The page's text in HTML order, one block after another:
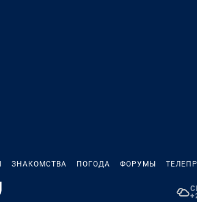
ЗНАКОМСТВА ПОГОДА ФОРУМЫ